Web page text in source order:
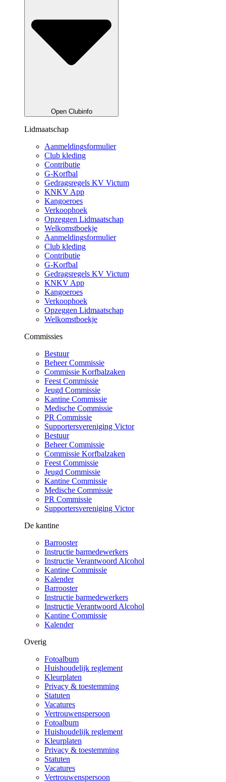
Open Clubinfo
Lidmaatschap
Aanmeldingsformulier
Club kleding
Contributie
G-Korfbal
Gedragsregels KV Victum
KNKV App
Kangoeroes
Verkoophoek
Opzeggen Lidmaatschap
Welkomstboekje
Aanmeldingsformulier
Club kleding
Contributie
G-Korfbal
Gedragsregels KV Victum
KNKV App
Kangoeroes
Verkoophoek
Opzeggen Lidmaatschap
Welkomstboekje
Commissies
Bestuur
Beheer Commissie
Commissie Korfbalzaken
Feest Commissie
Jeugd Commissie
Kantine Commissie
Medische Commissie
PR Commissie
Supportersvereniging Victor
Bestuur
Beheer Commissie
Commissie Korfbalzaken
Feest Commissie
Jeugd Commissie
Kantine Commissie
Medische Commissie
PR Commissie
Supportersvereniging Victor
De kantine
Barrooster
Instructie barmedewerkers
Instructie Verantwoord Alcohol
Kantine Commissie
Kalender
Barrooster
Instructie barmedewerkers
Instructie Verantwoord Alcohol
Kantine Commissie
Kalender
Overig
Fotoalbum
Huishoudelijk reglement
Kleurplaten
Privacy & toestemming
Statuten
Vacatures
Vertrouwenspersoon
Fotoalbum
Huishoudelijk reglement
Kleurplaten
Privacy & toestemming
Statuten
Vacatures
Vertrouwenspersoon